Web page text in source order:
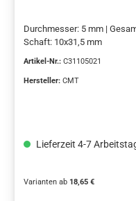
Durchmesser: 5 mm |
Schaft: 10x31,5 mm
Artikel-Nr.: C31105021
Hersteller: CMT
Lieferzeit 4-7
Varianten ab18,65 €